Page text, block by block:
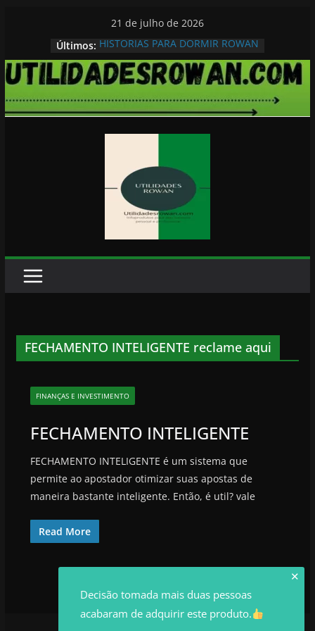
conteúdo
21 de julho de 2026
Últimos: HISTORIAS PARA DORMIR ROWAN
FECHAMENTO INTELIGENTE reclame aqui
FINANÇAS E INVESTIMENTO
FECHAMENTO INTELIGENTE
FECHAMENTO INTELIGENTE é um sistema que
permite ao apostador otimizar suas apostas de
maneira bastante inteligente. Então, é util? vale
Read More
✕
Decisão tomada mais duas pessoas
acabaram de adquirir este produto.